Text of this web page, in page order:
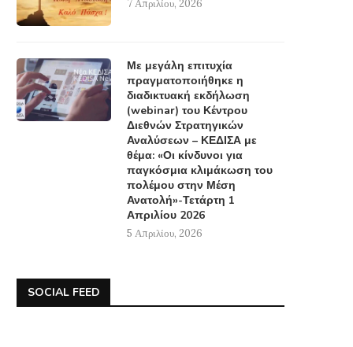
7 Απριλίου, 2026
Με μεγάλη επιτυχία
πραγματοποιήθηκε η
διαδικτυακή εκδήλωση
(webinar) του Κέντρου
Διεθνών Στρατηγικών
Αναλύσεων – ΚΕΔΙΣΑ με
θέμα: «Οι κίνδυνοι για
παγκόσμια κλιμάκωση του
πολέμου στην Μέση
Ανατολή»-Τετάρτη 1
Απριλίου 2026
5 Απριλίου, 2026
SOCIAL FEED